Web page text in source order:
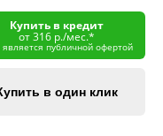
Купить в кредит
от 316 р./мес.*
публичной офертой
в один клик